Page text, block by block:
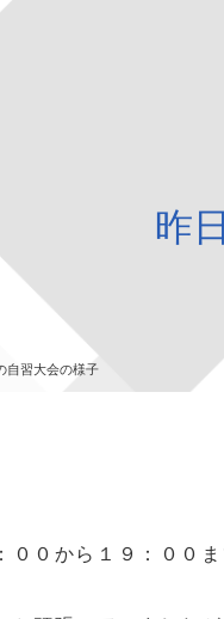
昨
自習大会の様子
００から１９：００